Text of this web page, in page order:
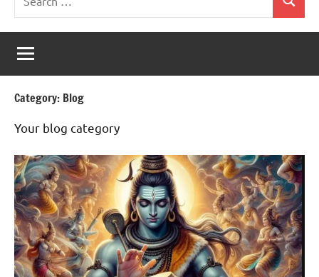
for:
Search
Category: Blog
Your blog category